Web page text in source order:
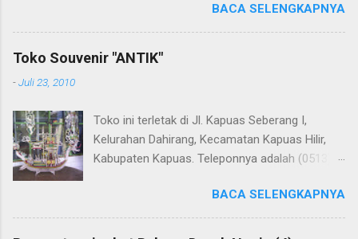
Translate . Koreksi bahasa dibantu oleh Dra. Hernawaty, M.Kes.
Untuk koreksi dari halaman ini dapat diberikan pada komentar.
Upaya penerjemahan Kamus Bahasa Dayak - Jerman sedang
Indonesia .
BACA SELENGKAPNYA
Toko Souvenir "ANTIK"
-Juli 23, 2010
Toko ini terletak di Jl. Kapuas Seberang I,
Kelurahan Dahirang, Kecamatan Kapuas Hilir,
Kabupaten Kapuas. Teleponnya adalah (0513)
Kapuas seperti perahu naga yang terbuat dari
getah nyatu (sebagaimana tampak dalam
gambar berikut ini): Perahu naga dari getah
BACA SELENGKAPNYA